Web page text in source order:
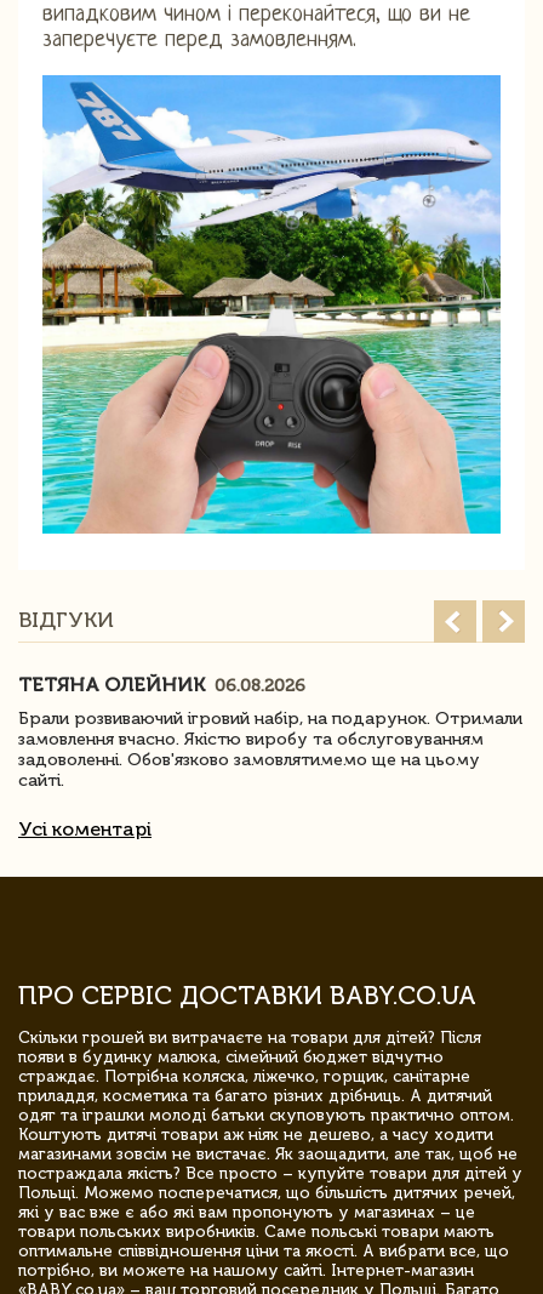
випадковим чином і переконайтеся, що ви не
заперечуєте перед замовленням.
ВІДГУКИ
ТЕТЯНА ОЛЕЙНИК 06.08.2026
Брали розвиваючий ігровий набір, на подарунок. Отримали
замовлення вчасно. Якістю виробу та обслуговуванням
задоволенні. Обов'язково замовлятимемо ще на цьому
сайті.
Усі коментарі
ПРО СЕРВІС ДОСТАВКИ BABY.CO.UA
Скільки грошей ви витрачаєте на товари для дітей? Після
появи в будинку малюка, сімейний бюджет відчутно
страждає. Потрібна коляска, ліжечко, горщик, санітарне
приладдя, косметика та багато різних дрібниць. А дитячий
одяг та іграшки молоді батьки скуповують практично оптом.
Коштують дитячі товари аж ніяк не дешево, а часу ходити
магазинами зовсім не вистачає. Як заощадити, але так, щоб не
постраждала якість? Все просто – купуйте товари для дітей у
Польщі. Можемо посперечатися, що більшість дитячих речей,
які у вас вже є або які вам пропонують у магазинах – це
товари польських виробників. Саме польські товари мають
оптимальне співвідношення ціни та якості. А вибрати все, що
потрібно, ви можете на нашому сайті. Інтернет-магазин
«BABY.co.ua» – ваш торговий посередник у Польщі. Багато